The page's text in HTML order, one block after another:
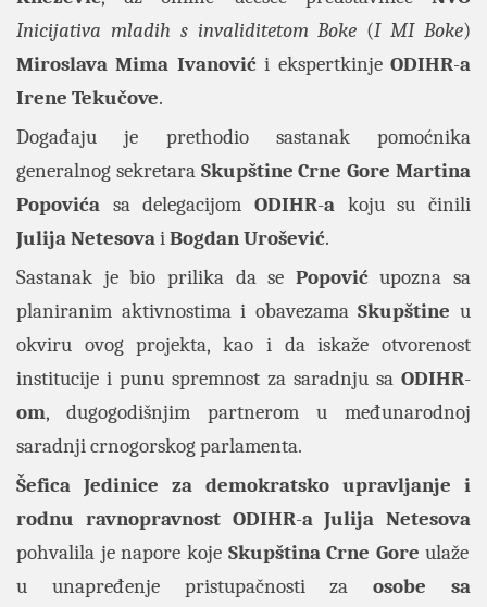
Inicijativa mladih s invaliditetom Boke (I MI Boke)
Miroslava Mima Ivanovići ekspertkinjeODIHR-a
Irene Tekučove.
Događaju je prethodio sastanak pomoćnika
generalnog sekretara Skupštine Crne Gore Martina
Popovića sa delegacijom ODIHR-a koju su činili
Julija NetesovaiBogdan Urošević.
Sastanak je bio prilika da se Popovićupozna sa
planiranim aktivnostima i obavezamaSkupštineu
okviru ovog projekta, kao i da iskaže otvorenost
institucije i punu spremnost za saradnju sa ODIHR-
om, dugogodišnjim partnerom u međunarodnoj
saradnji crnogorskog parlamenta.
Šefica Jedinice za demokratsko upravljanje i
rodnu ravnopravnost ODIHR-a Julija Netesova
pohvalila je napore koje Skupština Crne Gore ulaže
u unapređenje pristupačnosti zaosobe sa